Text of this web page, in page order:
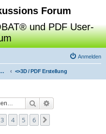
Forum
und PDF User-
Anmelden
<>3D / PDF Erstellung
Suche
3 4 5 6